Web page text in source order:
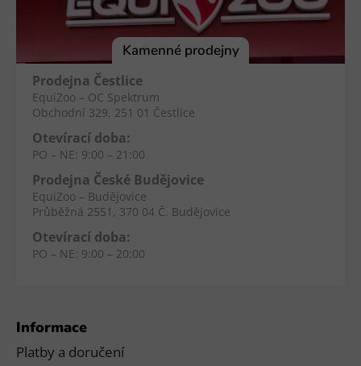
Informace
Platby a doručení
Kamenné prodejny
Prodejna Čestlice
EquiZoo – OC Spektrum
Obchodní 329, 251 01 Čestlice
Otevírací doba:
PO – NE: 9:00 – 21:00
Prodejna České Budějovice
EquiZoo – Budějovice
Průběžná 2551, 370 04 Č. Budějovice
Otevírací doba:
PO – NE: 9:00 – 20:00